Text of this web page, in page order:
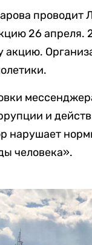
проводит
26 апреля.
акцию.
и
нарушает
человека».